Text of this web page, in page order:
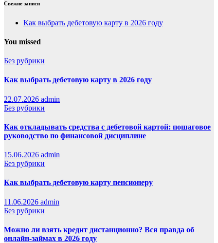
Свежие записи
Как выбрать дебетовую карту в 2026 году
You missed
Без рубрики
Как выбрать дебетовую карту в 2026 году
22.07.2026 admin
Без рубрики
Как откладывать средства с дебетовой картой: пошаговое
руководство по финансовой дисциплине
15.06.2026 admin
Без рубрики
Как выбрать дебетовую карту пенсионеру
11.06.2026 admin
Без рубрики
Можно ли взять кредит дистанционно? Вся правда об
онлайн-займах в 2026 году